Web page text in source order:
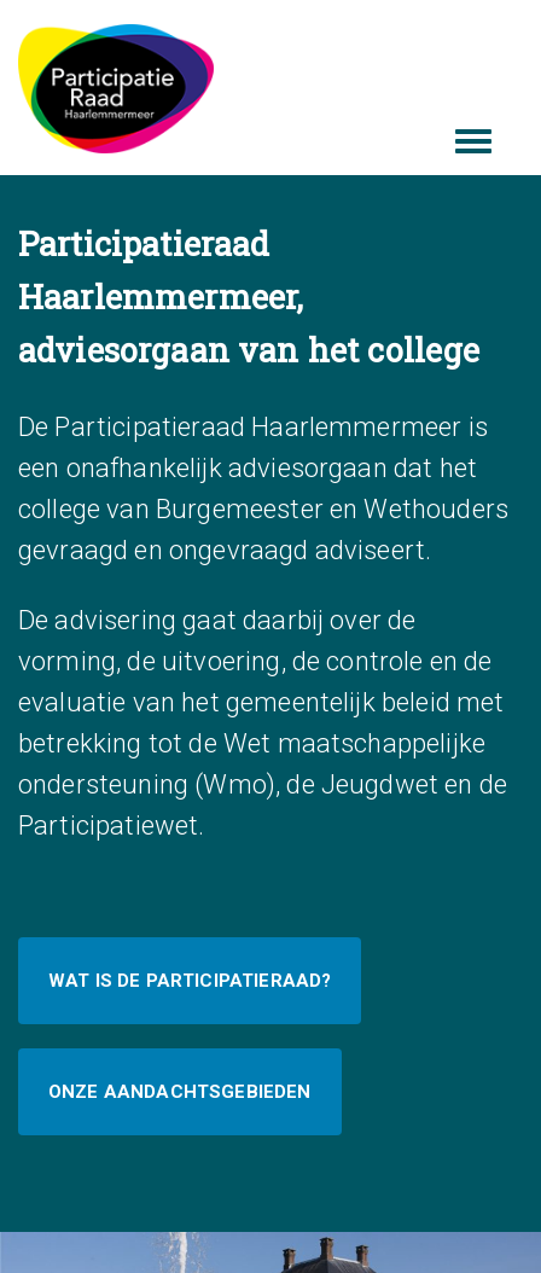
Participatieraad
Haarlemmermeer,
adviesorgaan van het college
De Participatieraad Haarlemmermeer is
een onafhankelijk adviesorgaan dat het
college van Burgemeester en Wethouders
gevraagd en ongevraagd adviseert.
De advisering gaat daarbij over de
vorming, de uitvoering, de controle en de
evaluatie van het gemeentelijk beleid met
betrekking tot de Wet maatschappelijke
ondersteuning (Wmo), de Jeugdwet en de
Participatiewet.
WAT IS DE PARTICIPATIERAAD?
ONZE AANDACHTSGEBIEDEN